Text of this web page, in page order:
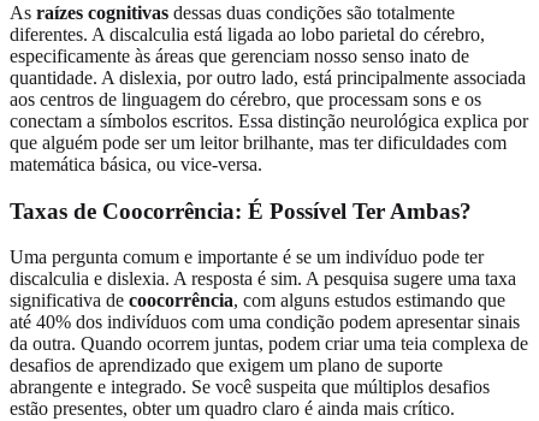
As raízes cognitivas dessas duas condições são totalmente
diferentes. A discalculia está ligada ao lobo parietal do cérebro,
especificamente às áreas que gerenciam nosso senso inato de
quantidade. A dislexia, por outro lado, está principalmente associada
aos centros de linguagem do cérebro, que processam sons e os
conectam a símbolos escritos. Essa distinção neurológica explica por
que alguém pode ser um leitor brilhante, mas ter dificuldades com
matemática básica, ou vice-versa.
Taxas de Coocorrência: É Possível Ter Ambas?
Uma pergunta comum e importante é se um indivíduo pode ter
discalculia e dislexia. A resposta é sim. A pesquisa sugere uma taxa
significativa de coocorrência, com alguns estudos estimando que
até 40% dos indivíduos com uma condição podem apresentar sinais
da outra. Quando ocorrem juntas, podem criar uma teia complexa de
desafios de aprendizado que exigem um plano de suporte
abrangente e integrado. Se você suspeita que múltiplos desafios
estão presentes, obter um quadro claro é ainda mais crítico.